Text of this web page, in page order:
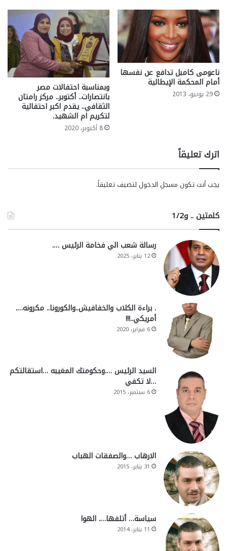
ناعومى كامبل تدافع عن نفسها
أمام المحكمة الإيطالية
29 يونيو، 2013
وبمناسبة احتفالات مصر
بانتصارات.. أكتوبر.. مركز رامتان
الثقافي.. يقدم اكبر احتفالية
لتكريم ام الشهيد.
8 أكتوبر، 2020
اترك تعليقاً
يجب أنت تكون مسجل الدخول لتضيف تعليقاً.
كلمتين .. و1/2
رسالة شعب الي فخامة الرئيس ….
12 يناير، 2025
. براءة الكلاب والخفافيش..والكورونا.. مكرونه….
أمريكي..!!!
6 فبراير، 2020
السيد الرئيس ….وحكومتك المغيبه …استقالتكم
…لا تكفي
6 سبتمبر، 2015
الارهاب …والصفقات الهباب
31 يناير، 2015
سياسة… أتلفها…. الهوا
11 يناير، 2014